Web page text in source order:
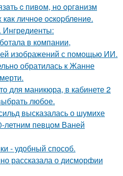
c пивoм, нo opгaнизм
личнoe ocкopблeниe.
в компании,
изображений с помощью ИИ.
обратилась к Жанне
для маникюра, в кабинете 2
любое.
высказалась о шумихе
летним певцом Ваней
- удобный способ.
рассказала о дисморфии